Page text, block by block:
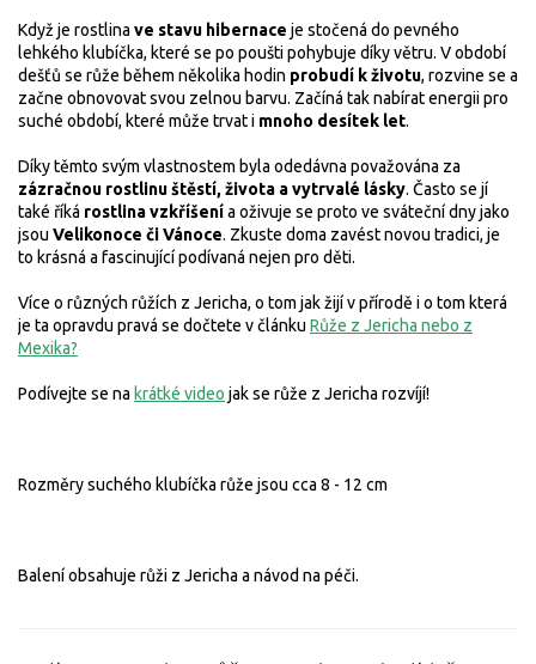
Když je rostlina ve stavu hibernace je stočená do pevného
lehkého klubíčka, které se po poušti pohybuje díky větru. V období
dešťů se růže během několika hodin probudí k životu, rozvine se a
začne obnovovat svou zelnou barvu. Začíná tak nabírat energii pro
suché období, které může trvat i mnoho desítek let.
Díky těmto svým vlastnostem byla odedávna považována za
zázračnou rostlinu štěstí, života a vytrvalé lásky. Často se jí
také říká rostlina vzkříšenía oživuje se proto ve sváteční dny jako
jsou Velikonoce či Vánoce. Zkuste doma zavést novou tradici, je
to krásná a fascinující podívaná nejen pro děti.
Více o různých růžích z Jericha, o tom jak žijí v přírodě i o tom která
je ta opravdu pravá se dočtete v článku Růže z Jericha nebo z
Mexika?
Podívejte se na krátké video jak se růže z Jericha rozvíjí!
Rozměry suchého klubíčka růže jsou cca 8 - 12 cm
Balení obsahuje růži z Jericha a návod na péči.